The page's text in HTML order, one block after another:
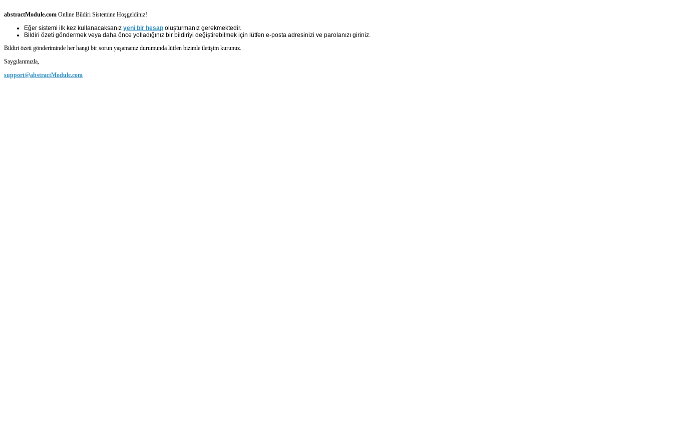
abstractModule.com Online Bildiri Sistemine Hoşgeldiniz!
Eğer sistemi ilk kez kullanacaksanız yeni bir hesap oluşturmanız gerekmektedir.
Bildiri özeti göndermek veya daha önce yolladığınız bir bildiriyi değiştirebilmek için lütfen e-posta adresinizi ve parolanızı giriniz.
Bildiri özeti gönderiminde her hangi bir sorun yaşamanız durumunda lütfen bizimle iletişim kurunuz.
Saygılarımızla,
support@abstractModule.com